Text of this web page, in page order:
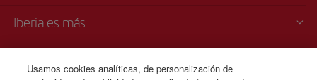
Iberia es más
Usamos cookies analíticas, de personalización de